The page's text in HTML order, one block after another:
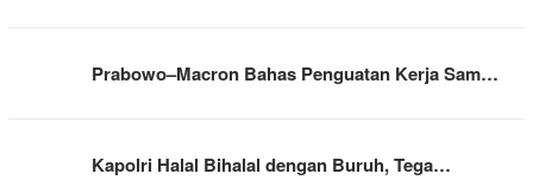
Prabowo–Macron Bahas Penguatan Kerja Sam…
Kapolri Halal Bihalal dengan Buruh, Tega…